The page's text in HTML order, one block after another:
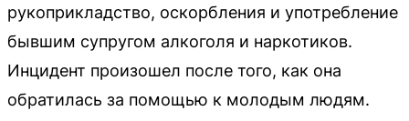
рукоприкладство, оскорбления и употребление
бывшим супругом алкоголя и наркотиков.
Инцидент произошел после того, как она
обратилась за помощью к молодым людям.